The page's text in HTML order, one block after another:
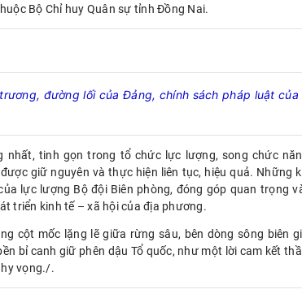
Bộ Chỉ huy Quân sự tỉnh Đồng Nai.
đường lối của Đảng, chính sách pháp luật của
tinh gọn trong tổ chức lực lượng, song chức
giữ nguyên và thực hiện liên tục, hiệu quả. Những
lực lượng Bộ đội Biên phòng, đóng góp quan trọng
triển kinh tế – xã hội của địa phương.
cột mốc lặng lẽ giữa rừng sâu, bên dòng sông biên
bỉ canh giữ phên dậu Tổ quốc, như một lời cam kết
vọng./.